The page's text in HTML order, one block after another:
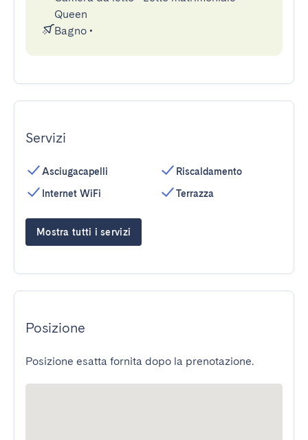
Queen
Bagno •
Servizi
Asciugacapelli
Internet WiFi
Riscaldamento
Terrazza
Mostra tutti i servizi
Posizione
Posizione esatta fornita dopo la prenotazione.